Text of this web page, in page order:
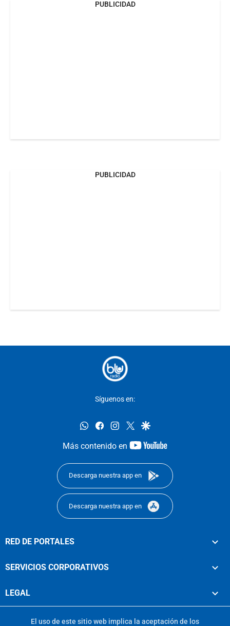
PUBLICIDAD
PUBLICIDAD
Síguenos en:
whatsappfacebookinstagram
twittergoogle
Más contenido en
youtube-
Descarga nuestra app en
Descarga nuestra app en
RED DE PORTALES
SERVICIOS CORPORATIVOS
LEGAL
El uso de este sitio web implica la aceptación de los